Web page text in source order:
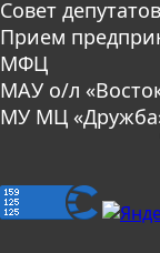
Совет депутатов
Прием
МФЦ
МАУ о/л
МУ МЦ